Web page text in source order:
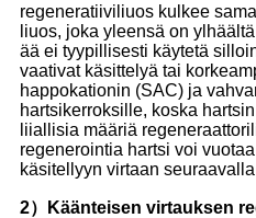
regeneratiiviliuos kulkee
liuos, joka yleensä on
ää ei tyypillisesti käytetä
vaativat käsittelyä tai
happokationin (SAC) ja
hartsikerroksille, koska
liiallisia määriä
regenerointia hartsi voi
käsitellyyn virtaan
2） Käänteisen virtauksen